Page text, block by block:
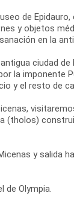
de
y objetos
en la
ciudad
la imponente
y el resto de
(tholos)
y salida
de Olympia.